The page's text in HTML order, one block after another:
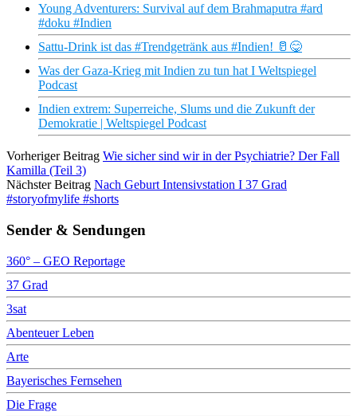
Young Adventurers: Survival auf dem Brahmaputra #ard
#doku #Indien
Sattu-Drink ist das #Trendgetränk aus #Indien! 🥛😋
Was der Gaza-Krieg mit Indien zu tun hat I Weltspiegel
Podcast
Indien extrem: Superreiche, Slums und die Zukunft der
Demokratie | Weltspiegel Podcast
Vorheriger Beitrag Wie sicher sind wir in der Psychiatrie? Der Fall
Kamilla (Teil 3)
Nächster Beitrag Nach Geburt Intensivstation I 37 Grad
#storyofmylife #shorts
Sender & Sendungen
360° – GEO Reportage
37 Grad
3sat
Abenteuer Leben
Arte
Bayerisches Fernsehen
Die Frage